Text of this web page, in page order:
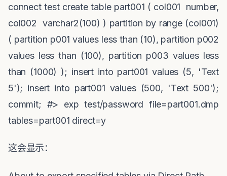
connect test create table part001 ( col001 number,
col002 varchar2(100) ) partition by range (col001)
( partition p001 values less than (10), partition p002
values less than (100), partition p003 values less
than (1000) ); insert into part001 values (5, 'Text
5'); insert into part001 values (500, 'Text 500');
commit; #> exp test/password file=part001.dmp
tables=part001 direct=y
这会显示：